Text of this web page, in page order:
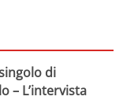
di
– L’intervista